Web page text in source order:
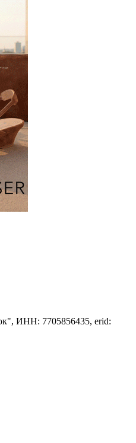
года выпуска,
тренду на
балеток и
и с тонкой подошвой).
присутствует еще и…
ИНН: 7705856435, erid: